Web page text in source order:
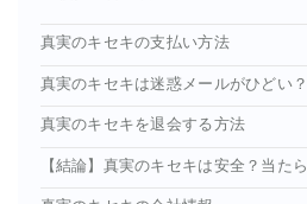
真実のキセキの支払い方法
真実のキセキは迷惑メールがひどい？
真実のキセキを退会する方法
【結論】真実のキセキは安全？当た